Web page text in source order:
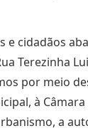
e cidadãos
Terezinha
por meio
à
a